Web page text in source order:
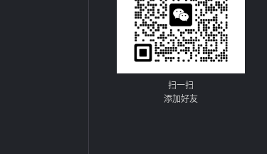
扫一扫
添加好友